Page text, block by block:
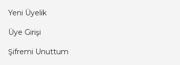
Yeni Üyelik
Üye Girişi
Şifremi Unuttum